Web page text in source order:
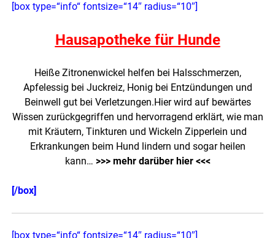
[box type=“info“ fontsize=“14″ radius=“10″]
Hausapotheke für Hunde
Heiße Zitronenwickel helfen bei Halsschmerzen,
Apfelessig bei Juckreiz, Honig bei Entzündungen und
Beinwell gut bei Verletzungen.Hier wird auf bewärtes
Wissen zurückgegriffen und hervorragend erklärt, wie man
mit Kräutern, Tinkturen und Wickeln Zipperlein und
Erkrankungen beim Hund lindern und sogar heilen
kann… >>> mehr darüber hier <<<
[/box]
[box type=“info“ fontsize=“14″ radius=“10″]